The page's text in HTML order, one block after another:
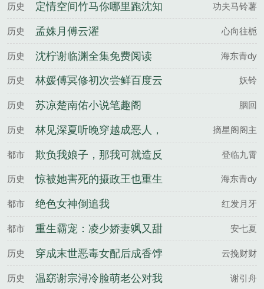
历史
定情空间竹马你哪里跑沈知
棠伍远征全文完整版
功夫马铃薯
历史 孟姝月傅云濯 心向往栀
历史 沈柠谢临渊全集免费阅读 海东青dy
历史 林媛傅冥修初次尝鲜百度云 妖铃
历史 苏凉楚南佑小说笔趣阁 胭回
历史
林见深夏听晚穿越成恶人，
我成了妹妹的救世主百度云
摘星阁阁主
都市
欺负我娘子，那我可就造反
了
登临九霄
历史
惊被她害死的摄政王也重生
了沈柠谢临渊全文完整版
海东青dy
都市 绝色女神倒追我 红发月牙
都市 重生霸宠：凌少娇妻飒又甜 安七夏
历史
穿成末世恶毒女配后成香饽
饽了姜云檀沈鹤归全文完整
云挽财财
历史
温窈谢宗浔冷脸萌老公对我
谢引舟